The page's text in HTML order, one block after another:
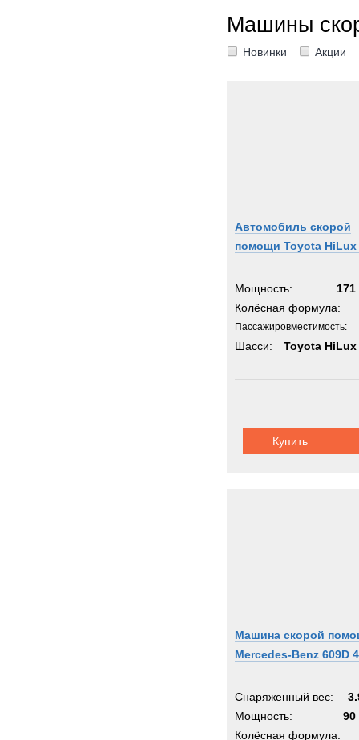
Машины
Новинки Акции
Автомобиль скорой
помощи Toyota HiLux
Мощность:
171
Колёсная формула:
Пассажировместимость:
Шасси: Toyota HiLux
Купить
Машина скорой
Mercedes-Benz 609D
Снаряженный вес:
Мощность:
90
Колёсная формула: